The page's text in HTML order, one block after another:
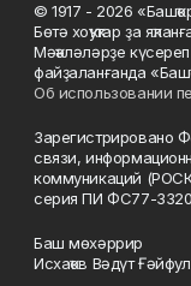
© 1917 - 2026
Бөтә хоҡуҡтар ҙа
Мәҡәләләрҙе
файҙаланғанда
Об использовании
Зарегистрировано
связи,
коммуникаций
серия ПИ ФС77-
Баш мөхәррир
Исхаҡов Вәдүт